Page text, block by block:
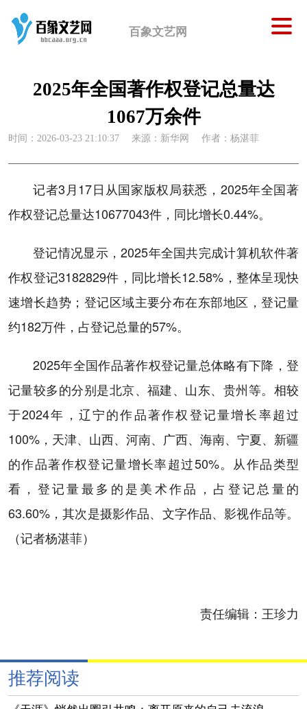
百象文艺网
2025年全国著作权登记总量达
1067万余件
时间：2026-03-23 21:10:37 来源：新华网 作者：杨湛菲
记者3月17日从国家版权局获悉，2025年全国著
作权登记总量达10677043件，同比增长0.44%。
登记情况显示，2025年全国共完成计算机软件著
作权登记3182829件，同比增长12.58%，整体呈现快
速增长趋势；登记区域主要分布在东部地区，登记量
约182万件，占登记总量的57%。
2025年全国作品著作权登记量总体略有下降，登
记量较多的分别是北京、福建、山东、贵州等。相较
于2024年，辽宁的作品著作权登记量增长率超过
100%，天津、山西、河南、广西、海南、宁夏、新疆
的作品著作权登记量增长率超过50%。从作品类型
看，登记量最多的是美术作品，占登记总量的
63.60%，其次是摄影作品、文字作品、影视作品等。
（记者杨湛菲）
责任编辑：王珍力
推荐阅读